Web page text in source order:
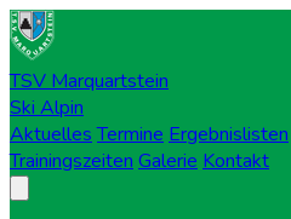
TSV Marquartstein
Ski Alpin
Aktuelles Termine Ergebnislisten
Trainingszeiten Galerie Kontakt